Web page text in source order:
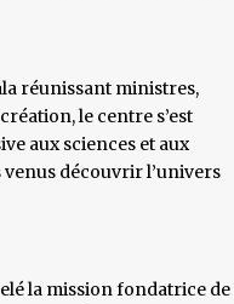
réunissant ministres,
le centre s’est
aux sciences et aux
découvrir l’univers
la mission fondatrice de